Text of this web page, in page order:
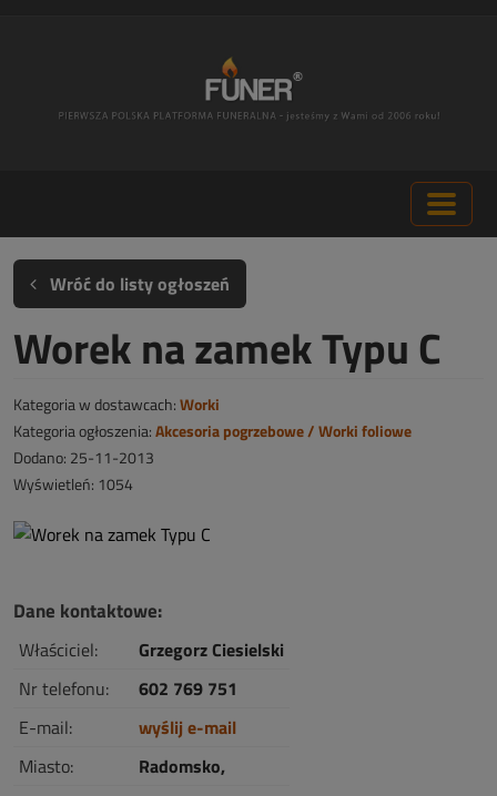
Wróć do listy ogłoszeń
Worek na zamek Typu C
Kategoria w dostawcach:Worki
Kategoria ogłoszenia:Akcesoria pogrzebowe / Worki foliowe
Dodano: 25-11-2013
Wyświetleń: 1054
Dane kontaktowe:
Właściciel:
Grzegorz Ciesielski
Nr telefonu:
602 769 751
E-mail:
wyślij e-mail
Miasto:
Radomsko,